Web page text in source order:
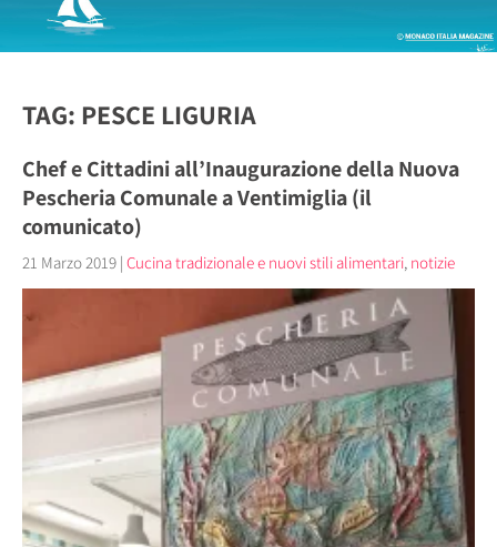
TAG: PESCE LIGURIA
Chef e Cittadini all’Inaugurazione della Nuova
Pescheria Comunale a Ventimiglia (il
comunicato)
21 Marzo 2019 | Cucina tradizionale e nuovi stili alimentari, notizie